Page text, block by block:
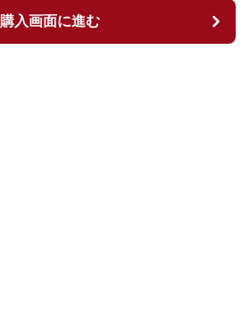
購入画面に進む
購入画面に進む